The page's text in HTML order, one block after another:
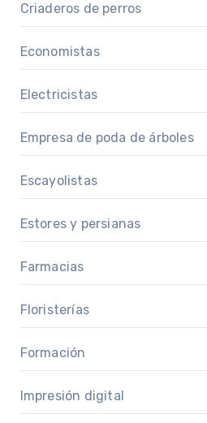
Criaderos de perros
Economistas
Electricistas
Empresa de poda de árboles
Escayolistas
Estores y persianas
Farmacias
Floristerías
Formación
Impresión digital